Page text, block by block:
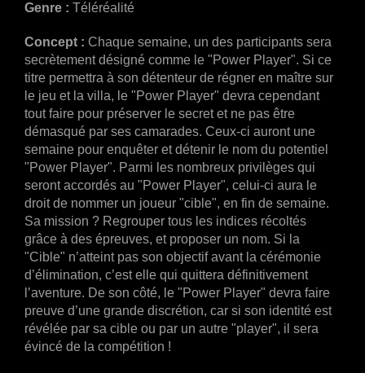
Genre : Téléréalité
Concept : Chaque semaine, un des participants sera
secrètement désigné comme le "Power Player". Si ce
titre permettra à son détenteur de régner en maître sur
le jeu et la villa, le "Power Player" devra cependant
tout faire pour préserver le secret et ne pas être
démasqué par ses camarades. Ceux-ci auront une
semaine pour enquêter et détenir le nom du potentiel
"Power Player". Parmi les nombreux privilèges qui
seront accordés au "Power Player", celui-ci aura le
droit de nommer un joueur "cible", en fin de semaine.
Sa mission ? Regrouper tous les indices récoltés
grâce à des épreuves, et proposer un nom. Si la
"Cible" n’atteint pas son objectif avant la cérémonie
d’élimination, c’est elle qui quittera définitivement
l’aventure. De son côté, le "Power Player" devra faire
preuve d’une grande discrétion, car si son identité est
révélée par sa cible ou par un autre "player", il sera
évincé de la compétition !